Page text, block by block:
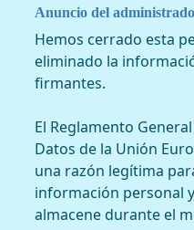
Anuncio del
Hemos cerrado esta
eliminado la
firmantes.
El Reglamento
Datos de la Unión
una razón legítima
información personal
almacene durante el